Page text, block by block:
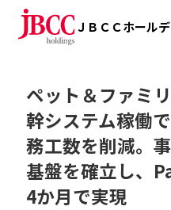
ＪＢＣＣホール
ペット＆ファミ
幹システム稼働
務工数を削減。
基盤を確立し、
4か月で実現